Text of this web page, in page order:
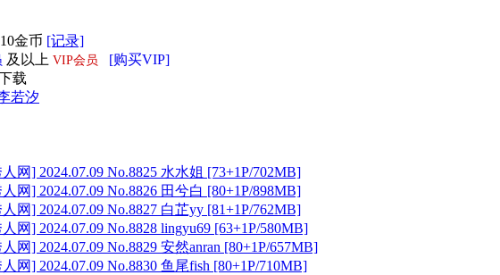
10金币 [记录]
及以上 VIP会员
[购买VIP]
载
若汐
网] 2024.07.09 No.8825 水水姐 [73+1P/702MB]
网] 2024.07.09 No.8826 田兮白 [80+1P/898MB]
网] 2024.07.09 No.8827 白芷yy [81+1P/762MB]
网] 2024.07.09 No.8828 lingyu69 [63+1P/580MB]
网] 2024.07.09 No.8829 安然anran [80+1P/657MB]
网] 2024.07.09 No.8830 鱼尾fish [80+1P/710MB]